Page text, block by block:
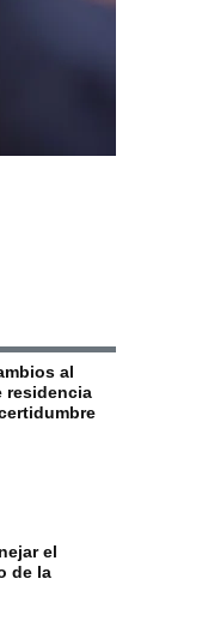
al
residencia
el
de la